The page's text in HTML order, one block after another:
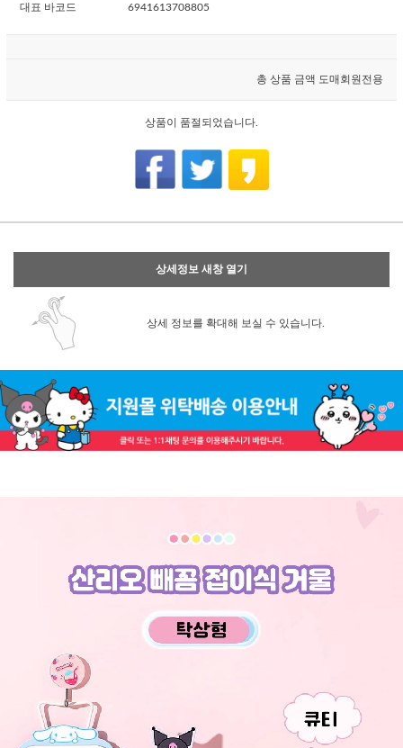
대표 바코드 6941613708805
총 상품 금액 도매회원전용
상품이 품절되었습니다.
상세정보 새창 열기
상세 정보를 확대해 보실 수 있습니다.